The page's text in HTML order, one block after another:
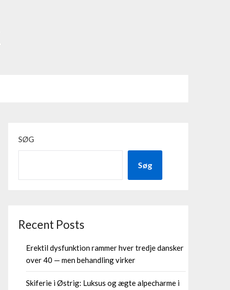
SØG
Søg
Recent Posts
Erektil dysfunktion rammer hver tredje dansker
over 40 — men behandling virker
Skiferie i Østrig: Luksus og ægte alpecharme i